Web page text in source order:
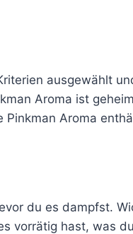
ausgewählt
Aroma ist
Aroma
du es dampfst.
vorrätig hast, was